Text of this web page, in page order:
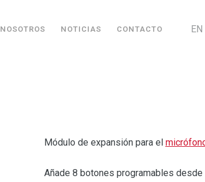
EN
NOSOTROS NOTICIAS CONTACTO
Módulo de expansión para el
Añade 8 botones programables